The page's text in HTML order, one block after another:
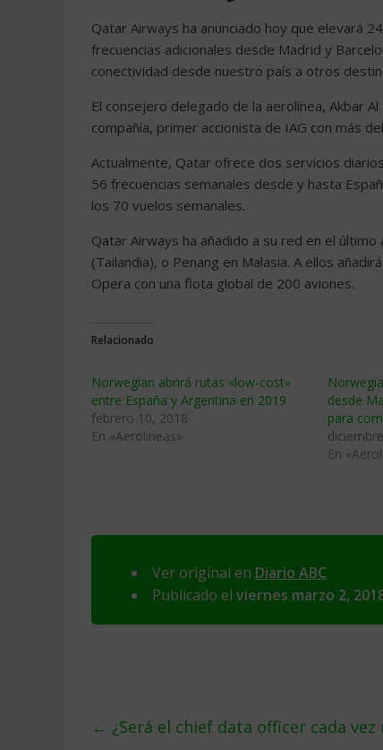
Qatar Airways ha anunciado hoy que elevará
frecuencias adicionales desde Madrid y
conectividad desde nuestro país a otros
El consejero delegado de la aerolínea, Akbar
compañía, primer accionista de IAG con más
Actualmente, Qatar ofrece dos servicios
56 frecuencias semanales desde y hasta
los 70 vuelos semanales.
Qatar Airways ha añadido a su red en el último
(Tailandia), o Penang en Malasia. A ellos
Opera con una flota global de 200 aviones.
Relacionado
Norwegian abrirá rutas «low-cost»
entre España y Argentina en 2019
febrero 10, 2018
En «Aerolineas»
desde
para
En
Ver original en Diario ABC
Publicado el viernes marzo 2,
← ¿Será el chief data officer cada